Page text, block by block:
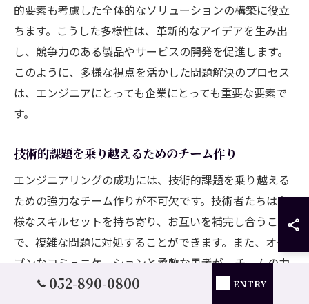
的要素も考慮した全体的なソリューションの構築に役立
ちます。こうした多様性は、革新的なアイデアを生み出
し、競争力のある製品やサービスの開発を促進します。
このように、多様な視点を活かした問題解決のプロセス
は、エンジニアにとっても企業にとっても重要な要素で
す。
技術的課題を乗り越えるためのチーム作り
エンジニアリングの成功には、技術的課題を乗り越える
ための強力なチーム作りが不可欠です。技術者たちは多
様なスキルセットを持ち寄り、お互いを補完し合うこと
で、複雑な問題に対処することができます。また、オー
プンなコミュニケーションと柔軟な思考が、チームの力
を最大限に引き出します。リーダーシップも重要で、各
052-890-0800 ENTRY